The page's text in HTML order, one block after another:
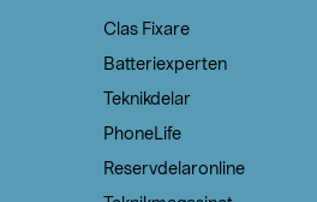
Clas Fixare
Batteriexperten
Teknikdelar
PhoneLife
Reservdelaronline